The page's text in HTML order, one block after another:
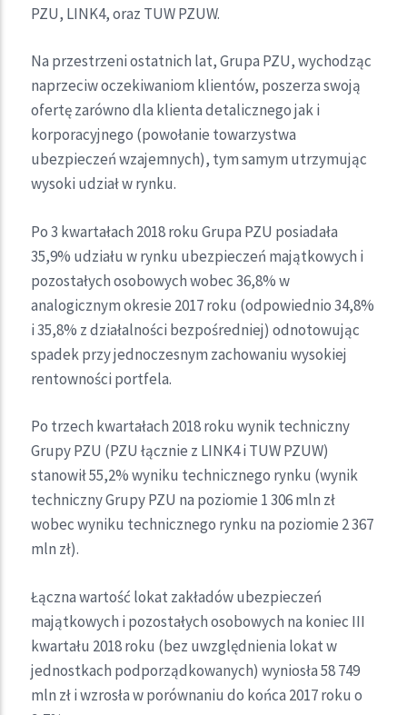
PZU, LINK4, oraz TUW PZUW.
Na przestrzeni ostatnich lat, Grupa PZU, wychodząc
naprzeciw oczekiwaniom klientów, poszerza swoją
ofertę zarówno dla klienta detalicznego jak i
korporacyjnego (powołanie towarzystwa
ubezpieczeń wzajemnych), tym samym utrzymując
wysoki udział w rynku.
Po 3 kwartałach 2018 roku Grupa PZU posiadała
35,9% udziału w rynku ubezpieczeń majątkowych i
pozostałych osobowych wobec 36,8% w
analogicznym okresie 2017 roku (odpowiednio 34,8%
i 35,8% z działalności bezpośredniej) odnotowując
spadek przy jednoczesnym zachowaniu wysokiej
rentowności portfela.
Po trzech kwartałach 2018 roku wynik techniczny
Grupy PZU (PZU łącznie z LINK4 i TUW PZUW)
stanowił 55,2% wyniku technicznego rynku (wynik
techniczny Grupy PZU na poziomie 1 306 mln zł
wobec wyniku technicznego rynku na poziomie 2 367
mln zł).
Łączna wartość lokat zakładów ubezpieczeń
majątkowych i pozostałych osobowych na koniec III
kwartału 2018 roku (bez uwzględnienia lokat w
jednostkach podporządkowanych) wyniosła 58 749
mln zł i wzrosła w porównaniu do końca 2017 roku o